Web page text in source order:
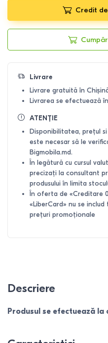
Credit
Livrare
Livrare gratuită în
Livrarea se efectuează
ATENȚIE
Disponibilitatea, prețul
este necesar să le
Bigmobila.md.
În legătură cu cursul
precizați la consultant
produsului în limita
În oferta de «Creditare
«LiberCard» nu se
prețuri promoționale
Descriere
Produsul se efectuează la